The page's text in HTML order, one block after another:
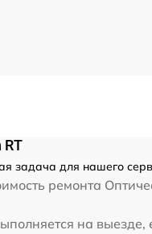
RT
задача для нашего
ремонта
на